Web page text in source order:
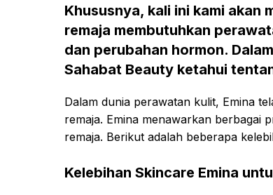
Khususnya, kali ini kami akan
remaja membutuhkan
dan perubahan hormon.
Sahabat Beauty ketahui
Dalam dunia perawatan kulit, Emina
remaja. Emina menawarkan berbagai
remaja. Berikut adalah beberapa
Kelebihan Skincare Emina